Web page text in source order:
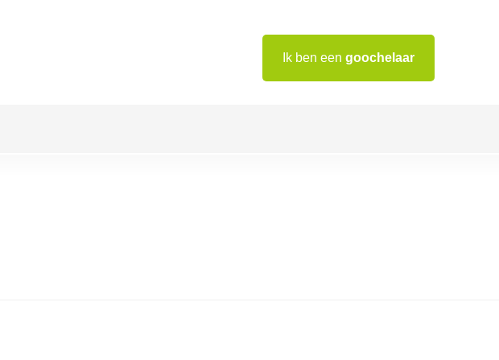
Ik ben een goochelaar